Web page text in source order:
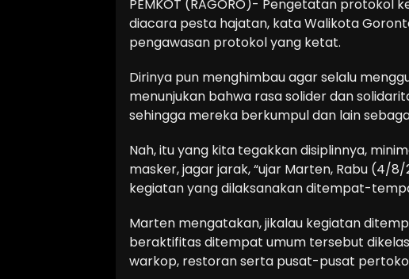
PEMKOT (RAGORO)- Pengetatan
diacara pesta hajatan, kata Walikota
pengawasan protokol yang ketat.
Dirinya pun menghimbau agar selalu
menunjukan bahwa rasa solider dan
sehingga mereka berkumpul dan lain
Nah, itu yang kita tegakkan disiplinnya,
masker, jagar jarak, “ujar Marten, Rabu (4/
kegiatan yang dilaksanakan ditempat-
Marten mengatakan, jikalau kegiatan
beraktifitas ditempat umum tersebut
warkop, restoran serta pusat-pusat